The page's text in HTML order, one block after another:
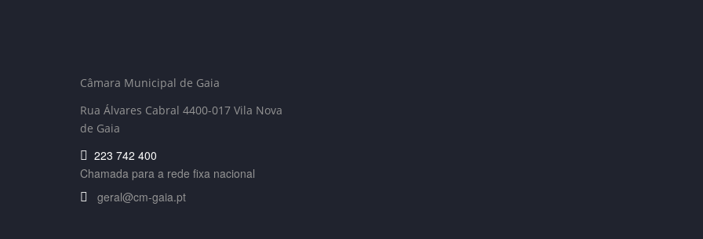
Câmara Municipal de Gaia
Rua Álvares Cabral 4400-017 Vila Nova
de Gaia
223 742 400
Chamada para a rede fixa nacional
geral@cm-gaia.pt